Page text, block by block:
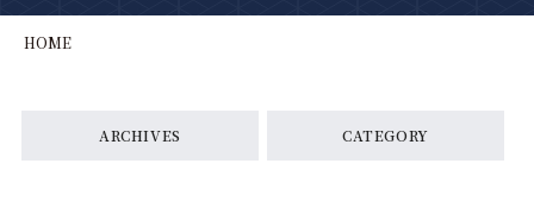
HOME
ARCHIVES CATEGORY